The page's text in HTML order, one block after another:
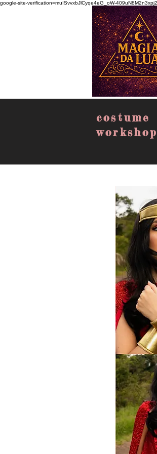
google-site-verification=muISvvxbJlCyqe4eG_oW-
costume
workshop